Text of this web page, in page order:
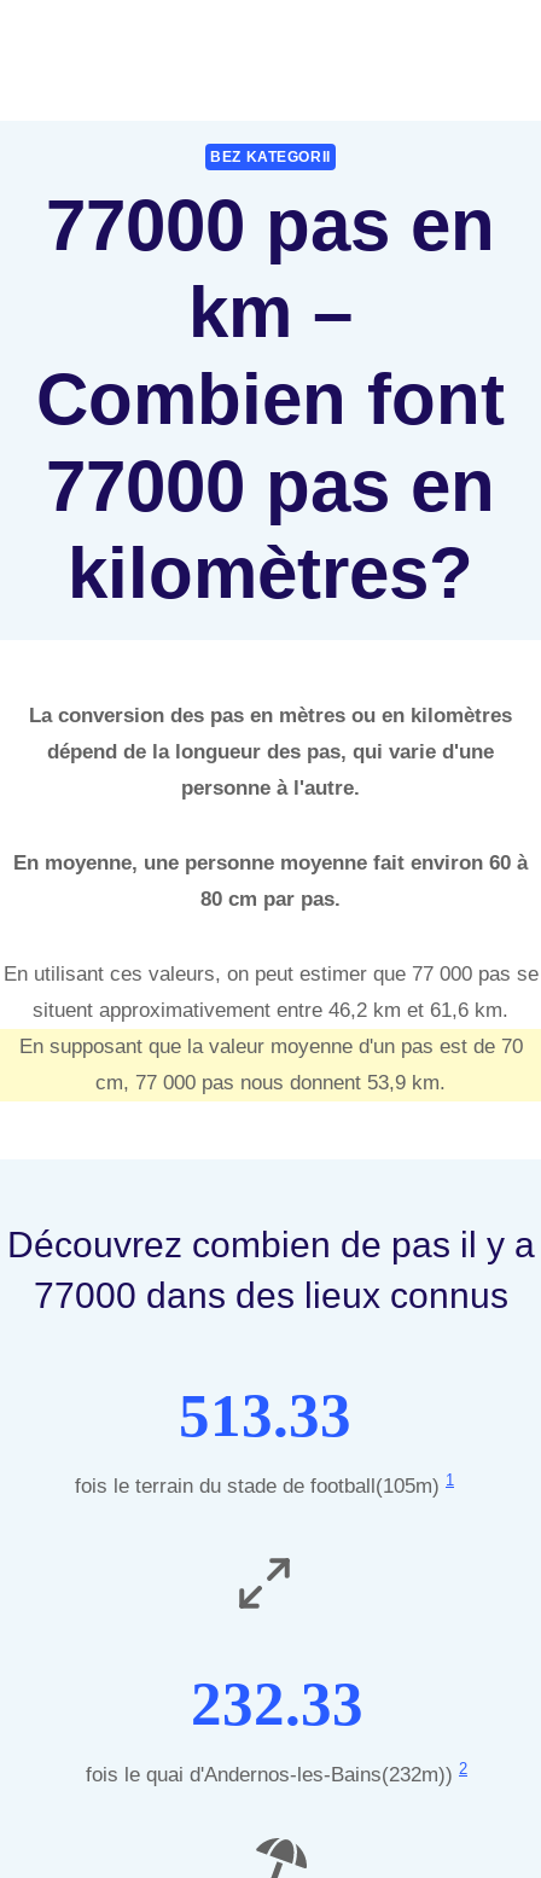
BEZ KATEGORII
77000 pas en
km –
Combien font
77000 pas en
kilomètres?
La conversion des pas en mètres ou en kilomètres
dépend de la longueur des pas, qui varie d'une
personne à l'autre.
En moyenne, une personne moyenne fait environ 60 à
80 cm par pas.
En utilisant ces valeurs, on peut estimer que 77 000 pas se
situent approximativement entre 46,2 km et 61,6 km.
En supposant que la valeur moyenne d'un pas est de 70
cm, 77 000 pas nous donnent 53,9 km.
Découvrez combien de pas il y a
77000 dans des lieux connus
513.33
fois le terrain du stade de football(105m) 1
232.33
fois le quai d'Andernos-les-Bains(232m)) 2